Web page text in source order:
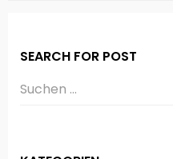
SEARCH FOR POST